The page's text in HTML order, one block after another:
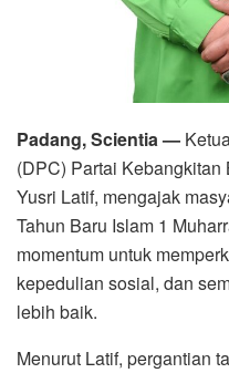
Padang, Scientia —
(DPC) Partai
Yusri Latif, mengajak
Tahun Baru Islam 1
momentum untuk
kepedulian sosial, dan
lebih baik.
Menurut Latif, pergantian